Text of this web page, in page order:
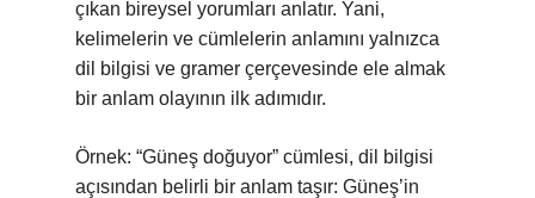
çıkan bireysel yorumları anlatır. Yani,
kelimelerin ve cümlelerin anlamını yalnızca
dil bilgisi ve gramer çerçevesinde ele almak
bir anlam olayının ilk adımıdır.
Örnek: “Güneş doğuyor” cümlesi, dil bilgisi
açısından belirli bir anlam taşır: Güneş’in